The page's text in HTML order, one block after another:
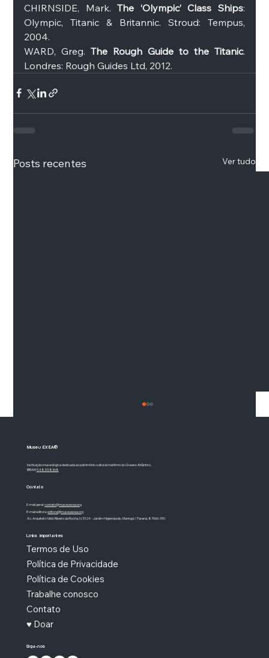
CHIRNSIDE, Mark. The ‘Olympic’ Class Ships:
Olympic, Titanic & Britannic. Stroud: Tempus,
2004.
WARD, Greg. The Rough Guide to the Titanic.
Londres: Rough Guides Ltd, 2012.
Posts recentes Ver tudo
Rio de Janeiro: o rio que não era rio
Museu EXEA®
Instituição museológica dedicada ao patrimônio cultural marítimo do Oceano Atlântico.
IBRAM9.48.53.8368
Contato
E-mail geral:contato@museuexea.org
E-mail editora:editora@museuexea.org
Av. Arquiteto Nildo Ribeiro da Rocha, N 3324 - Jardim Higienópolis, Maringá / Paraná, 87060-390
Links importantes
Termos de Uso
Política de Privacidade
Política de Cookies
Trabalhe conosco
Contato
♥ Doar
Siga-nos